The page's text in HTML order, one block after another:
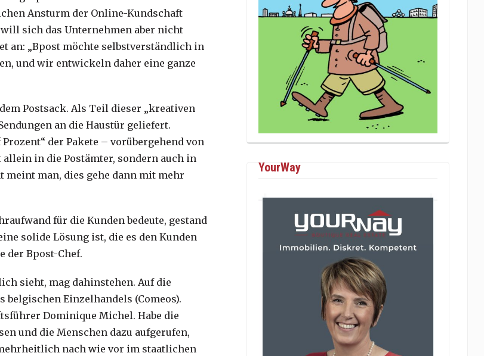
Ansturm der Online-Kundschaft
sich das Unternehmen aber nicht
an: „Bpost möchte selbstverständlich in
und wir entwickeln daher eine ganze
Postsack. Als Teil dieser „kreativen
an die Haustür geliefert.
der Pakete – vorübergehend von
in die Postämter, sondern auch in
man, dies gehe dann mit mehr
für die Kunden bedeute, gestand
solide Lösung ist, die es den Kunden
der Bpost-Chef.
sieht, mag dahinstehen. Auf die
belgischen Einzelhandels (Comeos).
Dominique Michel. Habe die
und die Menschen dazu aufgerufen,
nach wie vor im staatlichen
YourWay